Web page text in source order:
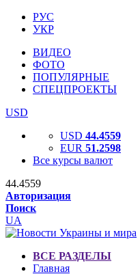
РУС
УКР
ВИДЕО
ФОТО
ПОПУЛЯРНЫЕ
СПЕЦПРОЕКТЫ
USD
USD 44.4559
EUR 51.2598
Все курсы валют
44.4559
Авторизация
Поиск
UA
ВСЕ РАЗДЕЛЫ
Главная